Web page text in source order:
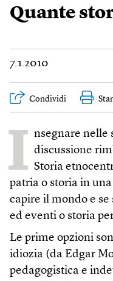
Quante
7.1.2010
Condividi
I nsegnare nelle
discussione
Storia
patria o storia in
capire il mondo e se
ed eventi o storia
Le prime opzioni
idiozia (da Edgar
pedagogistica e